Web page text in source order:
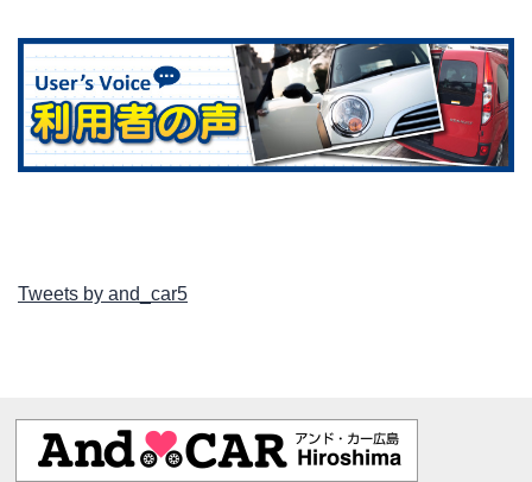
Tweets by and_car5